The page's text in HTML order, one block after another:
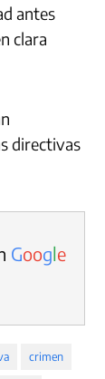
antes
clara
directivas
Google
crimen